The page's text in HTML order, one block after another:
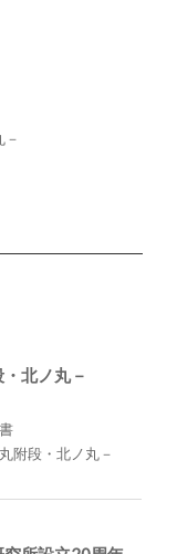
北ノ丸－
附段・北ノ丸－